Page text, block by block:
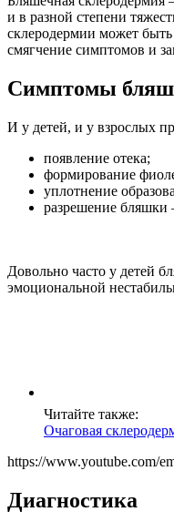
и в разной степени
склеродермии может
смягчение симптомов и
Симптомы
И у детей, и у взрослых
появление отека;
формирование
уплотнение
разрешение бляшки
Довольно часто у детей
эмоциональной
Читайте также:
Очаговая
https://www.youtube.com/
Диагностика